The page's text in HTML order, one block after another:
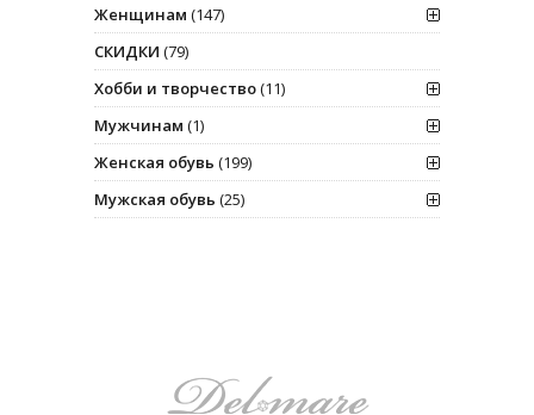
Женщинам (147)
СКИДКИ (79)
Хобби и творчество(11)
Мужчинам (1)
Женская обувь (199)
Мужская обувь (25)